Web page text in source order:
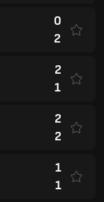
0
2
2
1
2
2
1
1